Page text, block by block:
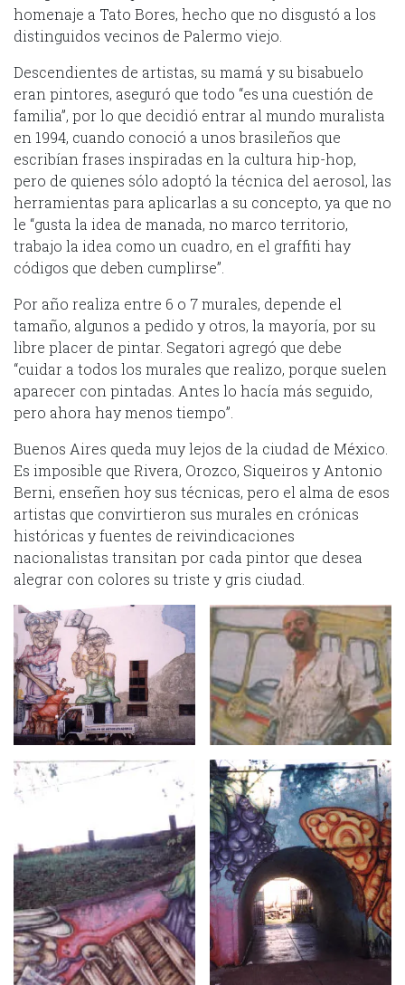
homenaje a Tato Bores, hecho que no disgustó a los
distinguidos vecinos de Palermo viejo.
Descendientes de artistas, su mamá y su bisabuelo
eran pintores, aseguró que todo “es una cuestión de
familia”, por lo que decidió entrar al mundo muralista
en 1994, cuando conoció a unos brasileños que
escribían frases inspiradas en la cultura hip-hop,
pero de quienes sólo adoptó la técnica del aerosol, las
herramientas para aplicarlas a su concepto, ya que no
le “gusta la idea de manada, no marco territorio,
trabajo la idea como un cuadro, en el graffiti hay
códigos que deben cumplirse”.
Por año realiza entre 6 o 7 murales, depende el
tamaño, algunos a pedido y otros, la mayoría, por su
libre placer de pintar. Segatori agregó que debe
“cuidar a todos los murales que realizo, porque suelen
aparecer con pintadas. Antes lo hacía más seguido,
pero ahora hay menos tiempo”.
Buenos Aires queda muy lejos de la ciudad de México.
Es imposible que Rivera, Orozco, Siqueiros y Antonio
Berni, enseñen hoy sus técnicas, pero el alma de esos
artistas que convirtieron sus murales en crónicas
históricas y fuentes de reivindicaciones
nacionalistas transitan por cada pintor que desea
alegrar con colores su triste y gris ciudad.